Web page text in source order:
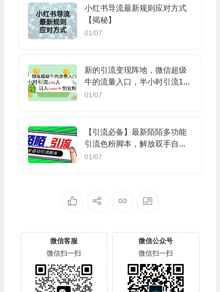
小红书导流最新规则应对方式
【揭秘】
01/07
新的引流变现阵地，微信超级
牛的流量入口，半小时引流100
人，日入1000+创业粉
01/07
【引流必备】最新陌陌多功能
引流色粉脚本，解放双手自动
引流【引流脚本+…
01/07
微信客服
微信扫一扫
微信公众号
微信扫一扫